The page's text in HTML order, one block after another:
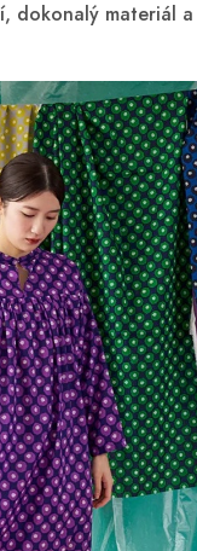
dokonalý materiál